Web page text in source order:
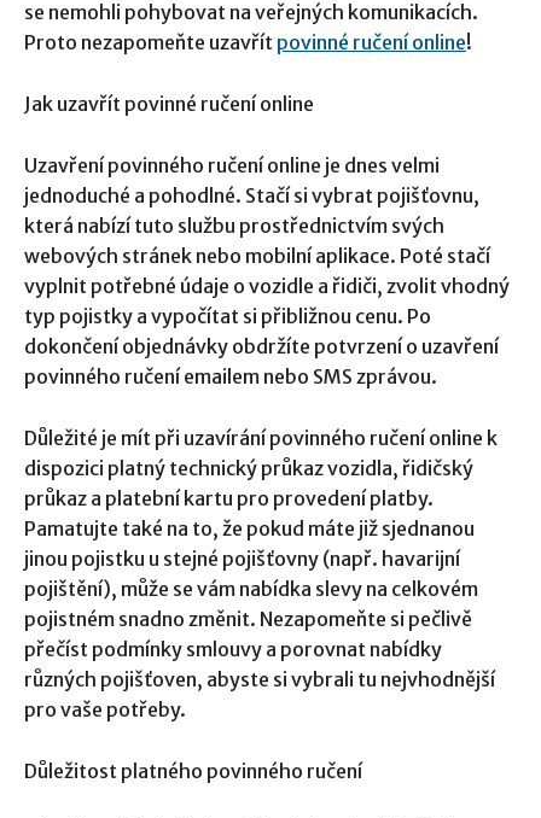
se nemohli pohybovat na veřejných komunikacích.
Proto nezapomeňte uzavřít povinné ručeníonline!
Jak uzavřít povinné ručení online
Uzavření povinného ručení online je dnes velmi
jednoduché a pohodlné. Stačí si vybrat pojišťovnu,
která nabízí tuto službu prostřednictvím svých
webových stránek nebo mobilní aplikace. Poté stačí
vyplnit potřebné údaje o vozidle a řidiči, zvolit vhodný
typ pojistky a vypočítat si přibližnou cenu. Po
dokončení objednávky obdržíte potvrzení o uzavření
povinného ručení emailem nebo SMS zprávou.
Důležité je mít při uzavírání povinného ručení online k
dispozici platný technický průkaz vozidla, řidičský
průkaz a platební kartu pro provedení platby.
Pamatujte také na to, že pokud máte již sjednanou
jinou pojistku u stejné pojišťovny (např. havarijní
pojištění), může se vám nabídka slevy na celkovém
pojistném snadno změnit. Nezapomeňte si pečlivě
přečíst podmínky smlouvy a porovnat nabídky
různých pojišťoven, abyste si vybrali tu nejvhodnější
pro vaše potřeby.
Důležitost platného povinného ručení